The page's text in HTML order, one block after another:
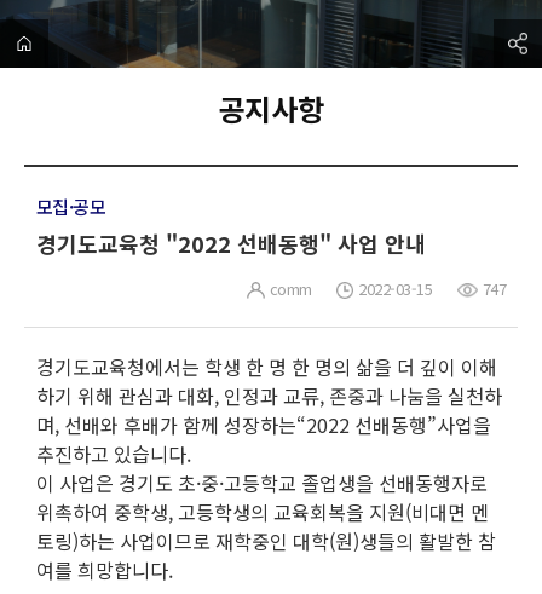
공지사항
모집·공모
경기도교육청 "2022 선배동행" 사업 안내
comm 2022-03-15 747
경기도교육청에서는 학생 한 명 한 명의 삶을 더 깊이 이해
하기 위해 관심과 대화, 인정과 교류, 존중과 나눔을 실천하
며, 선배와 후배가 함께 성장하는“2022 선배동행”사업을
추진하고 있습니다.
이 사업은 경기도 초·중·고등학교 졸업생을 선배동행자로
위촉하여 중학생, 고등학생의 교육회복을 지원(비대면 멘
토링)하는 사업이므로 재학중인 대학(원)생들의 활발한 참
여를 희망합니다.